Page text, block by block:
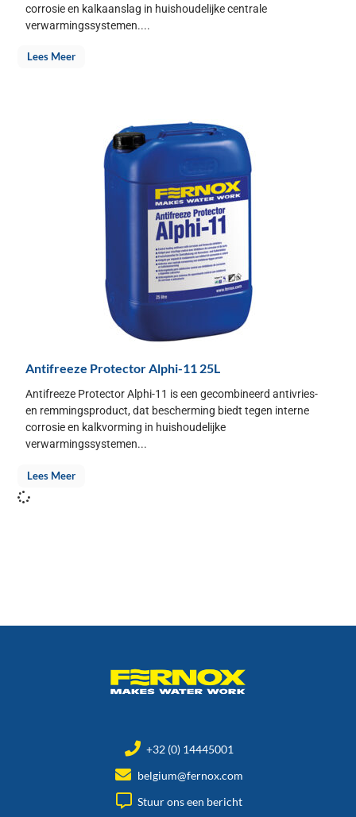
corrosie en kalkaanslag in huishoudelijke centrale
verwarmingssystemen....
Lees Meer
Antifreeze Protector Alphi-11 25L
Antifreeze Protector Alphi-11 is een gecombineerd antivries-
en remmingsproduct, dat bescherming biedt tegen interne
corrosie en kalkvorming in huishoudelijke
verwarmingssystemen...
Lees Meer
+32 (0) 14445001
belgium@fernox.com
Stuur ons een bericht